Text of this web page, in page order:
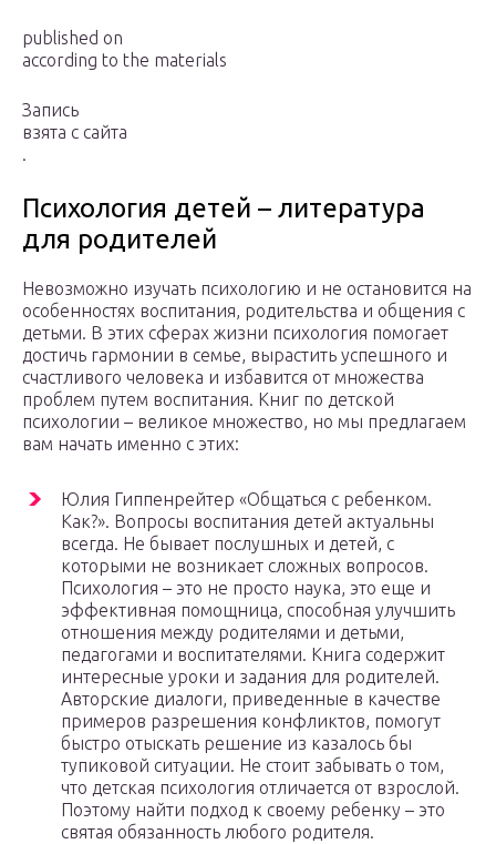
published on
according to the materials
Запись
взята с сайта
.
Психология детей – литература
для родителей
Невозможно изучать психологию и не остановится на
особенностях воспитания, родительства и общения с
детьми. В этих сферах жизни психология помогает
достичь гармонии в семье, вырастить успешного и
счастливого человека и избавится от множества
проблем путем воспитания. Книг по детской
психологии – великое множество, но мы предлагаем
вам начать именно с этих:
Юлия Гиппенрейтер «Общаться с ребенком.
Как?». Вопросы воспитания детей актуальны
всегда. Не бывает послушных и детей, с
которыми не возникает сложных вопросов.
Психология – это не просто наука, это еще и
эффективная помощница, способная улучшить
отношения между родителями и детьми,
педагогами и воспитателями. Книга содержит
интересные уроки и задания для родителей.
Авторские диалоги, приведенные в качестве
примеров разрешения конфликтов, помогут
быстро отыскать решение из казалось бы
тупиковой ситуации. Не стоит забывать о том,
что детская психология отличается от взрослой.
Поэтому найти подход к своему ребенку – это
святая обязанность любого родителя.